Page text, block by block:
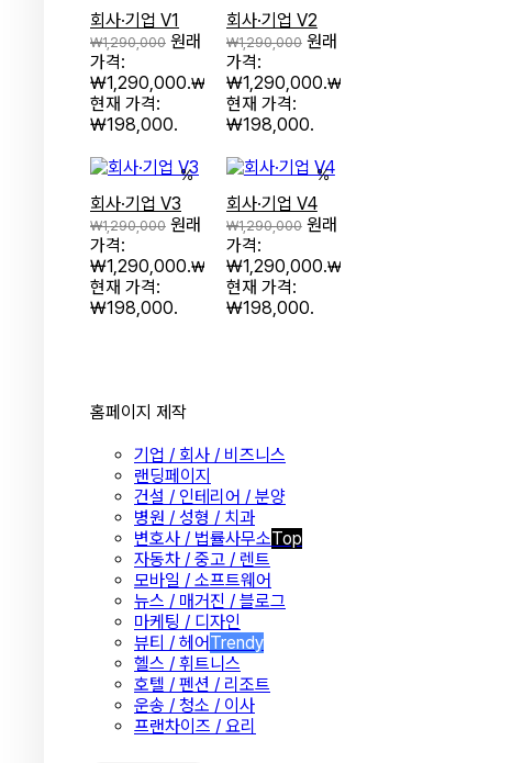
회사·기업 V1
₩1,290,000 원래
가격:
₩1,290,000.₩ 198,000
현재 가격:
₩198,000.
회사·기업 V2
₩1,290,000 원래
가격:
₩1,290,000.₩
현재 가격:
₩198,000.
%
회사·기업 V3
₩1,290,000 원래
가격:
₩1,290,000.₩ 198,000
현재 가격:
₩198,000.
%
회사·기업 V4
₩1,290,000 원래
가격:
₩1,290,000.₩
현재 가격:
₩198,000.
홈페이지 제작
기업 / 회사 / 비즈니스
랜딩페이지
건설 / 인테리어 / 분양
병원 / 성형 / 치과
변호사 / 법률사무소Top
자동차 / 중고 / 렌트
모바일 / 소프트웨어
뉴스 / 매거진 / 블로그
마케팅 / 디자인
뷰티 / 헤어Trendy
헬스 / 휘트니스
호텔 / 펜션 / 리조트
운송 / 청소 / 이사
프랜차이즈 / 요리